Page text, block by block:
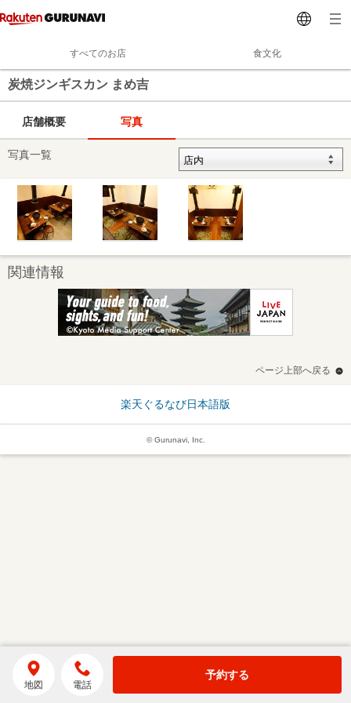
すべてのお店 食文化
炭焼ジンギスカン まめ吉
店舗概要 写真
写真一覧
関連情報
ページ上部へ戻る
楽天ぐるなび日本語版
© Gurunavi, Inc.
地図 電話
予約する